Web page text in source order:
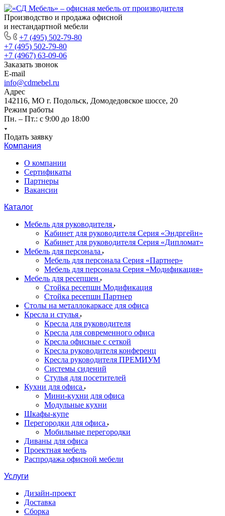
Производство и продажа офисной
и нестандартной мебели
+7 (495) 502-79-80
+7 (495) 502-79-80
+7 (4967) 63-09-06
Заказать звонок
E-mail
info@cdmebel.ru
Адрес
142116, МО г. Подольск, Домодедовское шоссе, 20
Режим работы
Пн. – Пт.: с 9:00 до 18:00
Подать заявку
Компания
О компании
Сертификаты
Партнеры
Вакансии
Каталог
Мебель для руководителя
Кабинет для руководителя Серия «Эндргейн»
Кабинет для руководителя Серия «Дипломат»
Мебель для персонала
Мебель для персонала Серия «Партнер»
Мебель для персонала Серия «Модификация»
Мебель для ресепшен
Стойка ресепшн Модификация
Стойка ресепшн Партнер
Столы на металлокаркасе для офиса
Кресла и стулья
Кресла для руководителя
Кресла для современного офиса
Кресла офисные с сеткой
Кресла руководителя конференц
Кресла руководителя ПРЕМИУМ
Системы сидений
Стулья для посетителей
Кухни для офиса
Мини-кухни для офиса
Модульные кухни
Шкафы-купе
Перегородки для офиса
Мобильные перегородки
Диваны для офиса
Проектная мебель
Распродажа офисной мебели
Услуги
Дизайн-проект
Доставка
Сборка